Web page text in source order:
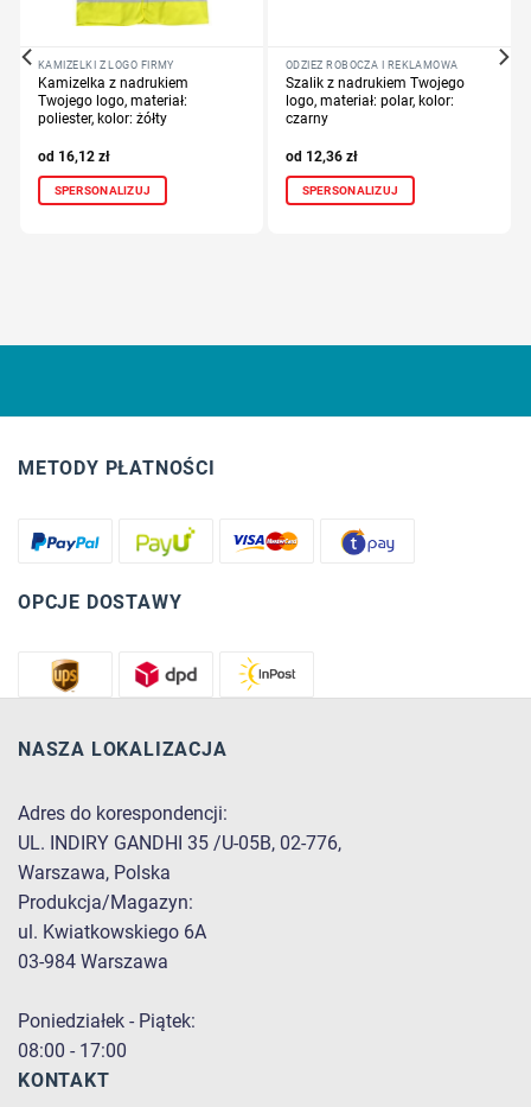
KAMIZELKI Z LOGO FIRMY
Kamizelka z nadrukiem
Twojego logo, materiał:
poliester, kolor: żółty
16,12 zł
SPERSONALIZUJ
ODZIEŻ ROBOCZA I REKLAMOWA
Szalik z nadrukiem Twojego
logo, materiał: polar, kolor:
czarny
12,36 zł
SPERSONALIZUJ
METODY PŁATNOŚCI
OPCJE DOSTAWY
NASZA LOKALIZACJA
Adres do korespondencji:
UL. INDIRY GANDHI 35 /U-05B, 02-776,
Warszawa, Polska
Produkcja/Magazyn:
ul. Kwiatkowskiego 6A
03-984 Warszawa
Poniedziałek - Piątek:
08:00 - 17:00
KONTAKT